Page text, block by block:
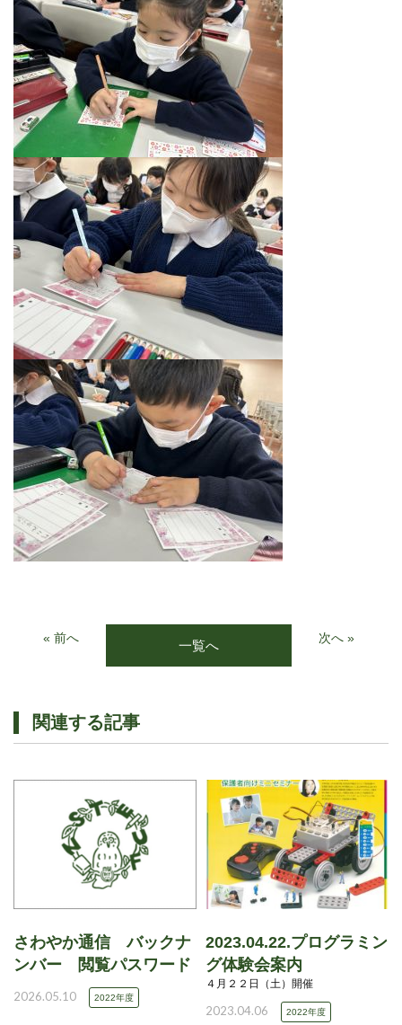
« 前へ 一覧へ 次へ »
関連する記事
さわやか通信 バックナ
ンバー 閲覧パスワード
2026.05.10 2022年度
2023.04.22.プログラミン
グ体験会案内
４月２２日（土）開催
2023.04.06 2022年度